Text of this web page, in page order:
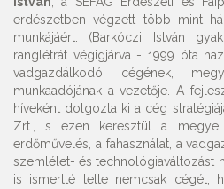
erdészetben végzett több mint
munkájáért. (Barkóczi István
ranglétrát végigjárva - 1999 óta
vadgazdálkodó cégének,
munkaadójának a vezetője. A
híveként dolgozta ki a cég
Zrt., s ezen keresztül a
erdőművelés, a fahasználat, a
szemlélet- és technológiaváltozást
is ismertté tette nemcsak cégét,